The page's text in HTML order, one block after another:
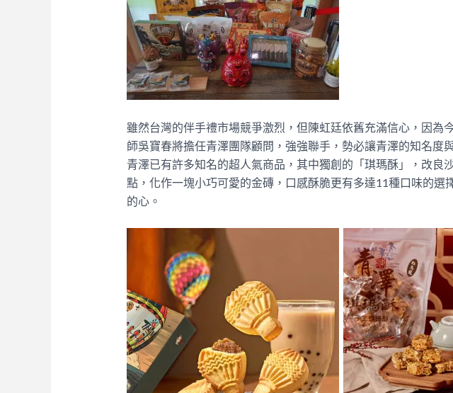
雖然台灣的伴手禮市場競爭激烈，但陳虹廷依舊充滿信心，因為
師吳寶春將擔任青澤團隊顧問，強強聯手，勢必讓青澤的知名度
青澤已有許多知名的超人氣商品，其中獨創的「琪瑪酥」，改良
點，化作一塊小巧可愛的金磚，口感酥脆更有多達11種口味的選
的心。